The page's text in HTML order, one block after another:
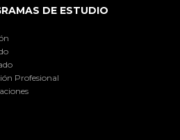
DE ESTUDIO
Profesional